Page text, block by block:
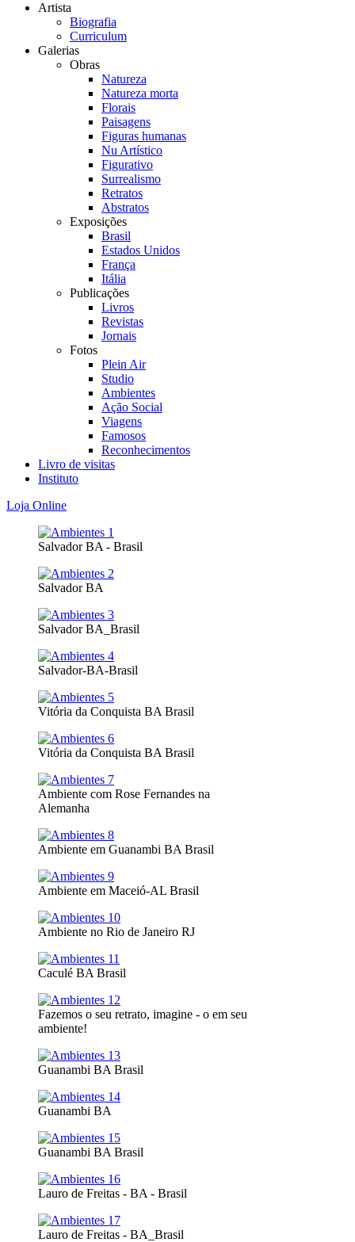
Artista
Biografia
Curriculum
Galerias
Obras
Natureza
Natureza morta
Florais
Paisagens
Figuras humanas
Nu Artístico
Figurativo
Surrealismo
Retratos
Abstratos
Exposições
Brasil
Estados Unidos
França
Itália
Publicações
Livros
Revistas
Jornais
Fotos
Plein Air
Studio
Ambientes
Ação Social
Viagens
Famosos
Reconhecimentos
Livro de visitas
Instituto
Loja Online
Salvador BA - Brasil
Salvador BA
Salvador BA_Brasil
Salvador-BA-Brasil
Vitória da Conquista BA Brasil
Vitória da Conquista BA Brasil
Ambiente com Rose Fernandes na
Alemanha
Ambiente em Guanambi BA Brasil
Ambiente em Maceió-AL Brasil
Ambiente no Rio de Janeiro RJ
Caculé BA Brasil
Fazemos o seu retrato, imagine - o em seu
ambiente!
Guanambi BA Brasil
Guanambi BA
Guanambi BA Brasil
Lauro de Freitas - BA - Brasil
Lauro de Freitas - BA_Brasil